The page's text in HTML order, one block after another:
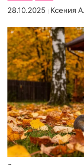
28.10.2025 Ксения